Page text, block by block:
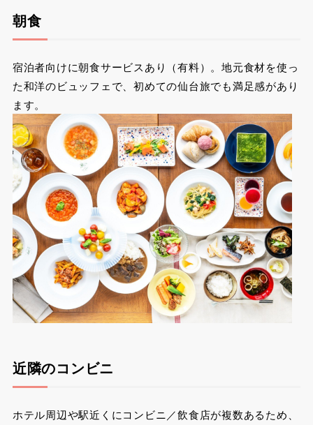
朝食
宿泊者向けに朝食サービスあり（有料）。地元食材を使っ
た和洋のビュッフェで、初めての仙台旅でも満足感があり
ます。
近隣のコンビニ
ホテル周辺や駅近くにコンビニ／飲食店が複数あるため、